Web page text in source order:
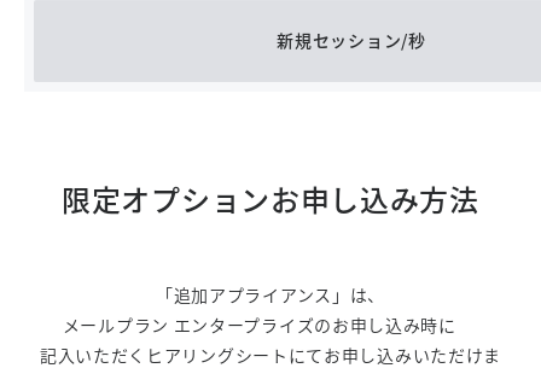
新規セッション/秒
限定オプションお申し込み方法
「追加アプライアンス」は、
メールプラン エンタープライズのお申し込み時に
記入いただくヒアリングシートにてお申し込みいただけま